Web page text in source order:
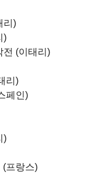
리)
)
전 (이태리)
리)
페인)
)
(프랑스)